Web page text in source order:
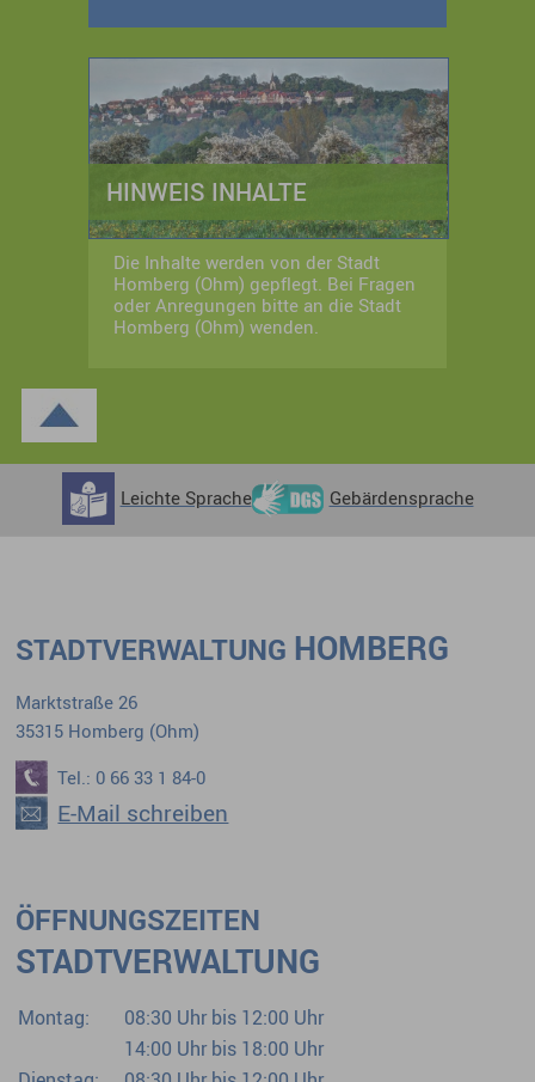
HINWEIS INHALTE
Die Inhalte werden von der Stadt
Homberg (Ohm) gepflegt. Bei Fragen
oder Anregungen bitte an die Stadt
Homberg (Ohm) wenden.
Leichte Sprache Gebärdensprache
STADTVERWALTUNG HOMBERG
Marktstraße 26
35315 Homberg (Ohm)
Tel.: 0 66 33 1 84-0
E-Mail schreiben
ÖFFNUNGSZEITEN
STADTVERWALTUNG
Montag:
08:30 Uhr bis 12:00 Uhr
14:00 Uhr bis 18:00 Uhr